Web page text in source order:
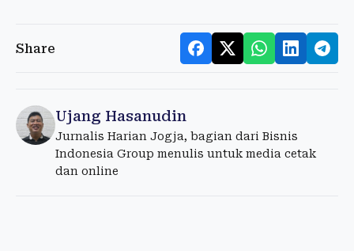
Share
Ujang Hasanudin
Jurnalis Harian Jogja, bagian dari Bisnis
Indonesia Group menulis untuk media cetak
dan online